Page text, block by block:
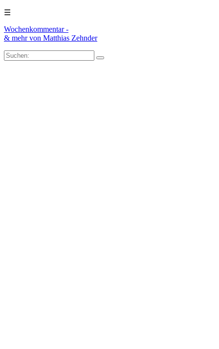
☰
Wochenkommentar -
& mehrvon Matthias Zehnder